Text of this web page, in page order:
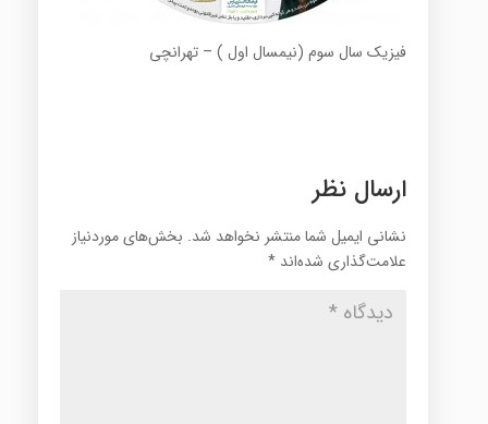
فیزیک سال سوم (نیمسال اول ) – تهرانچی
ارسال نظر
نشانی ایمیل شما منتشر نخواهد شد. بخش‌های موردنیاز
علامت‌گذاری شده‌اند *